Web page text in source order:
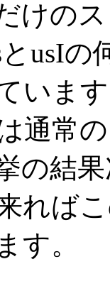
けの
とusI
いま
通常
の結
れば
す。